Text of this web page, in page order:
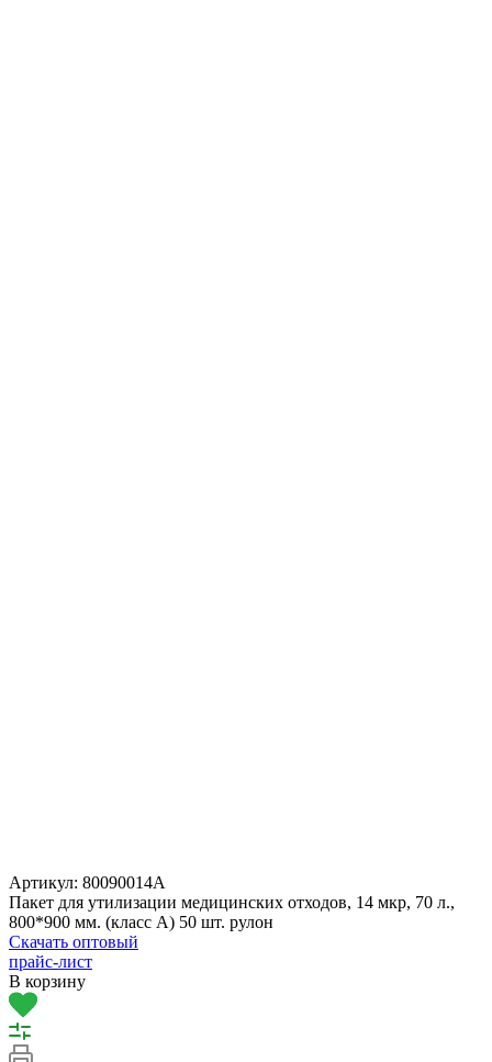
Артикул: 80090014А
Пакет для утилизации медицинских отходов, 14 мкр, 70 л.,
800*900 мм. (класс А) 50 шт. рулон
Скачать оптовый
прайс-лист
В корзину